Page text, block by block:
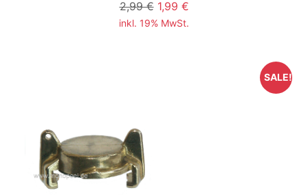
2,99 € 1,99 €
inkl. 19% MwSt.
SALE!